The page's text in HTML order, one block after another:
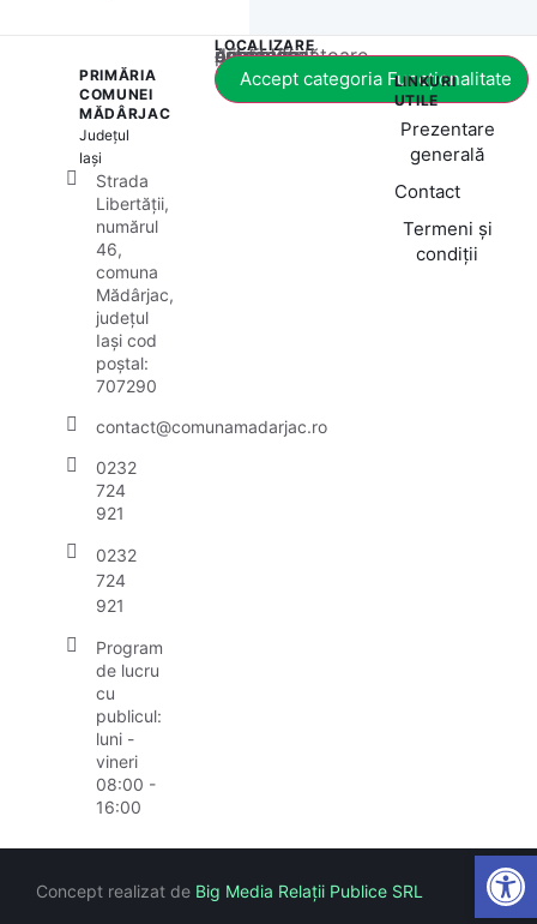
PRIMĂRIA
COMUNEI
MĂDÂRJAC
Județul
Iași
Strada
Libertății,
numărul
46,
comuna
Mădârjac,
județul
Iași cod
poștal:
707290
contact@comunamadarjac.ro
0232
724
921
0232
724
921
Program
de lucru
cu
publicul:
luni -
vineri
08:00 -
16:00
LOCALIZARE
Acest conținut este blocat până când acceptați categoria corespunzătoare de cookie-uri.
Accept categoria Funcționalitate
LINKURI
UTILE
Prezentare
generală
Contact
Termeni și
condiții
Concept realizat de Big Media Relații Publice SRL